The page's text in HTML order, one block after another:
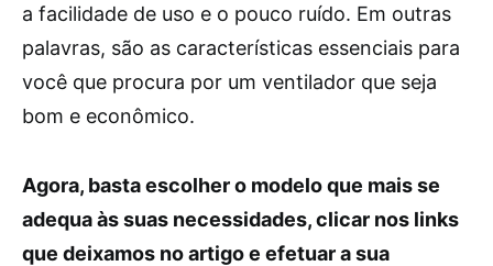
a facilidade de uso e o pouco ruído. Em outras
palavras, são as características essenciais para
você que procura por um ventilador que seja
bom e econômico.
Agora, basta escolher o modelo que mais se
adequa às suas necessidades, clicar nos links
que deixamos no artigo e efetuar a sua